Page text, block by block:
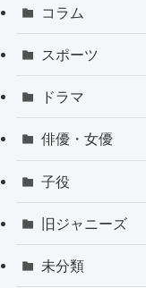
コラム
スポーツ
ドラマ
俳優・女優
子役
旧ジャニーズ
未分類